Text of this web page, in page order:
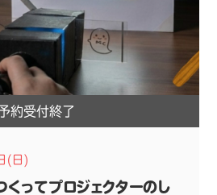
のおたのしみ
について
約受付終了
(日)
くってプロジェクターのし